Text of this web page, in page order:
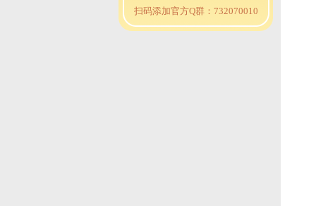
扫码添加官方Q群：732070010